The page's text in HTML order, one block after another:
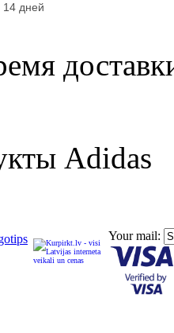
14 дней
Adidas
Your mail: